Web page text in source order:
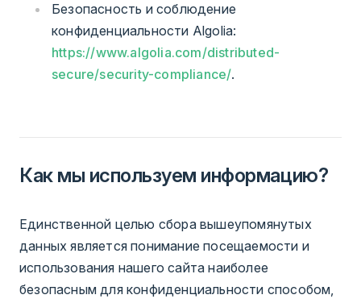
Безопасность и соблюдение
конфиденциальности Algolia:
https://www.algolia.com/distributed-
secure/security-compliance/.
Как мы используем информацию?
Единственной целью сбора вышеупомянутых
данных является понимание посещаемости и
использования нашего сайта наиболее
безопасным для конфиденциальности способом,